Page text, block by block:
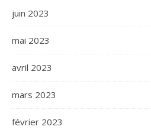
juin 2023
mai 2023
avril 2023
mars 2023
février 2023